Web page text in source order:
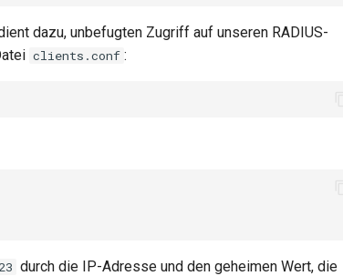
dazu, unbefugten Zugriff auf unseren RADIUS-
clients.conf :
durch die IP-Adresse und den geheimen Wert, die